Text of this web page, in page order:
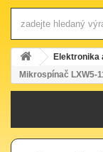
Elektronika
Mikrospínač LXW5-